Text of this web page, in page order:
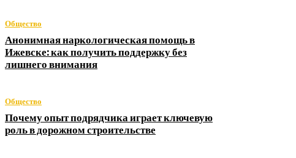
Общество
Анонимная наркологическая помощь в
Ижевске: как получить поддержку без
лишнего внимания
Общество
Почему опыт подрядчика играет ключевую
роль в дорожном строительстве